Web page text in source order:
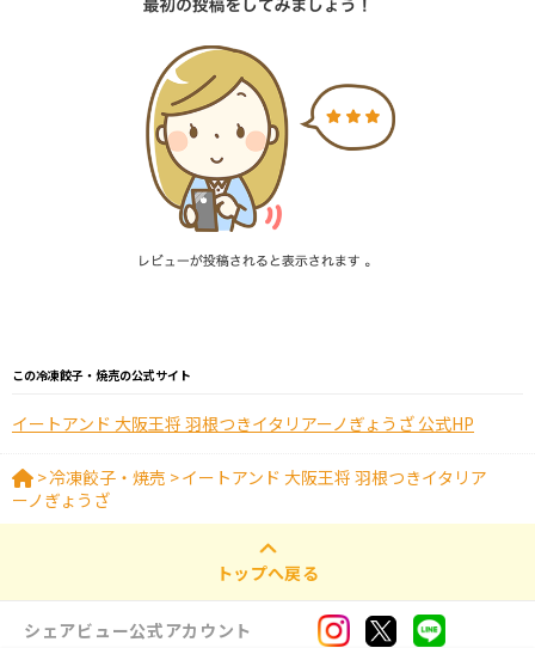
この冷凍餃子・焼売の公式サイト
イートアンド 大阪王将 羽根つきイタリアーノぎょうざ 公式HP
>冷凍餃子・焼売 >イートアンド 大阪王将 羽根つきイタリア
ーノぎょうざ
トップへ戻る
シェアビュー公式アカウント